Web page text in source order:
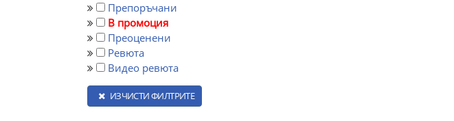
Препоръчани
В промоция
Преоценени
Ревюта
Видео ревюта
ИЗЧИСТИ ФИЛТРИТЕ